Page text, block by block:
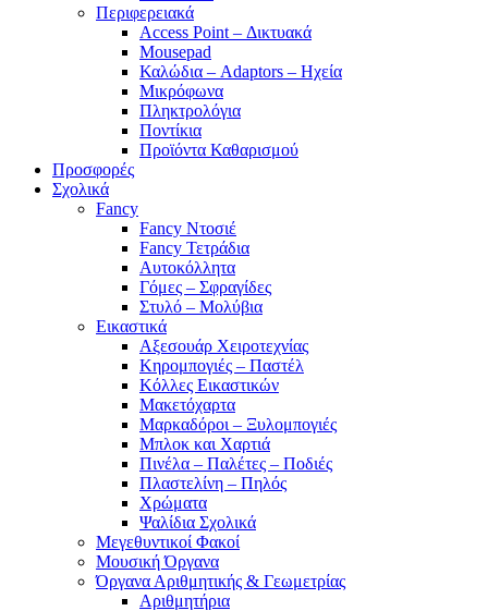
Περιφερειακά
Access Point – Δικτυακά
Mousepad
Καλώδια – Adaptors – Ηχεία
Μικρόφωνα
Πληκτρολόγια
Ποντίκια
Προϊόντα Καθαρισμού
Προσφορές
Σχολικά
Fancy
Fancy Ντοσιέ
Fancy Τετράδια
Αυτοκόλλητα
Γόμες – Σφραγίδες
Στυλό – Μολύβια
Εικαστικά
Αξεσουάρ Χειροτεχνίας
Κηρομπογιές – Παστέλ
Κόλλες Εικαστικών
Μακετόχαρτα
Μαρκαδόροι – Ξυλομπογιές
Μπλοκ και Χαρτιά
Πινέλα – Παλέτες – Ποδιές
Πλαστελίνη – Πηλός
Χρώματα
Ψαλίδια Σχολικά
Μεγεθυντικοί Φακοί
Μουσική Όργανα
Όργανα Αριθμητικής & Γεωμετρίας
Αριθμητήρια